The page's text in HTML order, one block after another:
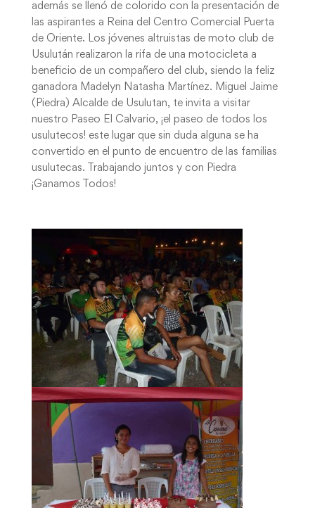
además se llenó de colorido con la presentación de
las aspirantes a Reina del Centro Comercial Puerta
de Oriente. Los jóvenes altruistas de moto club de
Usulután realizaron la rifa de una motocicleta a
beneficio de un compañero del club, siendo la feliz
ganadora Madelyn Natasha Martínez. Miguel Jaime
(Piedra) Alcalde de Usulutan, te invita a visitar
nuestro Paseo El Calvario, ¡el paseo de todos los
usulutecos! este lugar que sin duda alguna se ha
convertido en el punto de encuentro de las familias
usulutecas. Trabajando juntos y con Piedra
¡Ganamos Todos!